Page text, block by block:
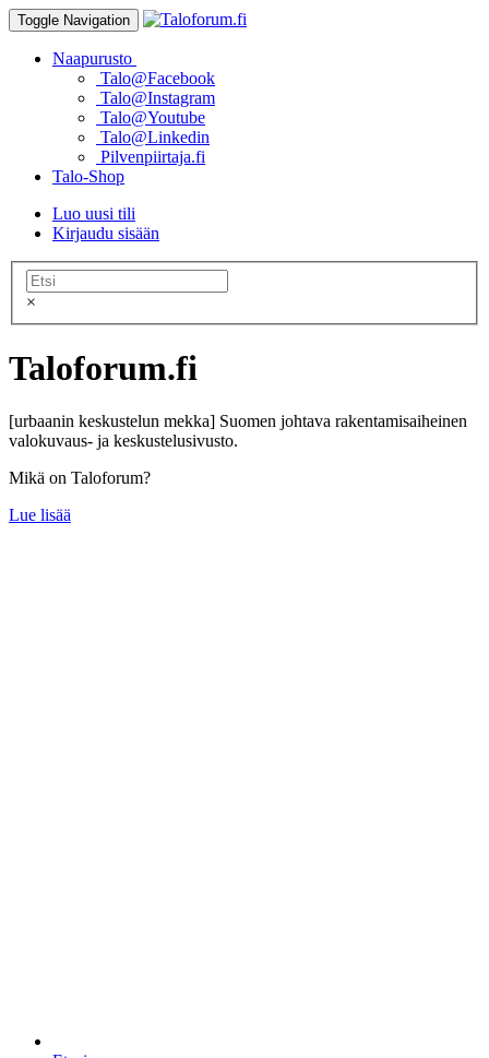
Toggle Navigation
Naapurusto
Talo@Facebook
Talo@Instagram
Talo@Youtube
Talo@Linkedin
Pilvenpiirtaja.fi
Talo-Shop
Luo uusi tili
Kirjaudu sisään
×
Taloforum.fi
[urbaanin keskustelun mekka] Suomen johtava rakentamisaiheinen
valokuvaus- ja keskustelusivusto.
Mikä on Taloforum?
Lue lisää